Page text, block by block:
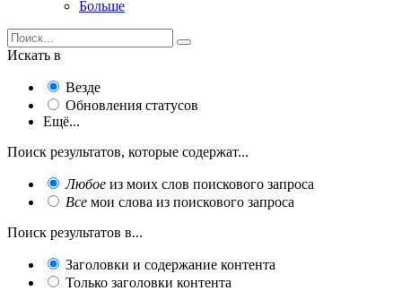
Больше
Искать в
Везде
Обновления статусов
Ещё...
Поиск результатов, которые содержат...
Любое из моих слов поискового запроса
Все мои слова из поискового запроса
Поиск результатов в...
Заголовки и содержание контента
Только заголовки контента